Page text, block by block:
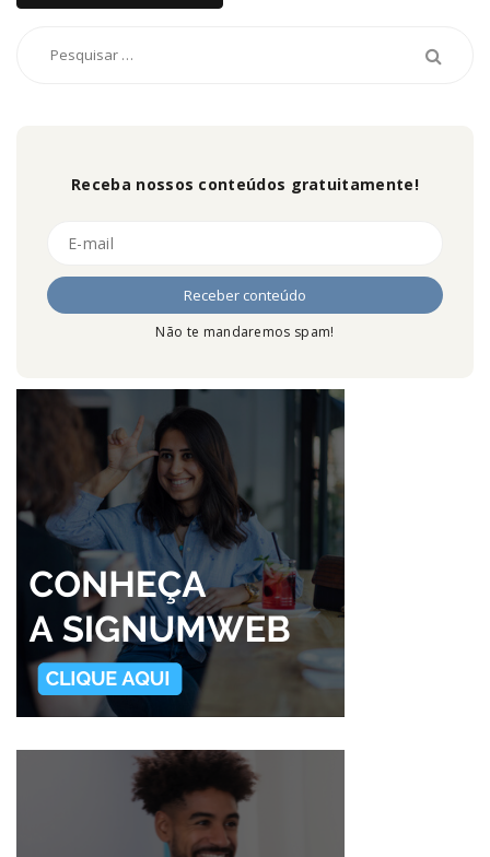
Receba nossos conteúdos gratuitamente!
Não te mandaremos spam!